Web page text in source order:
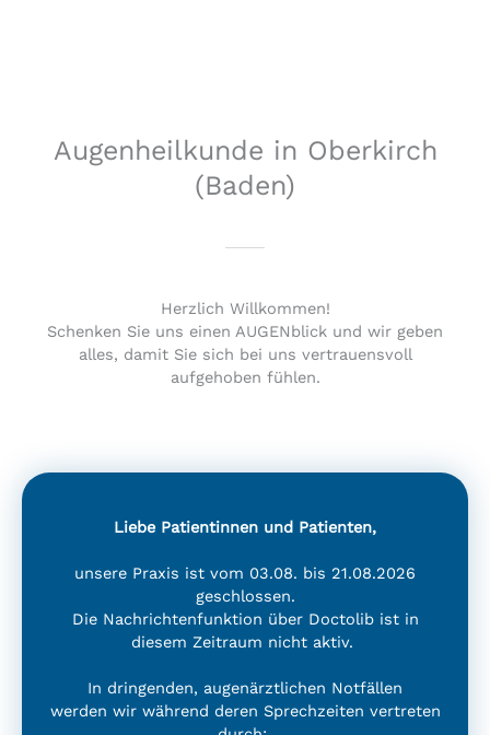
Augenheilkunde in Oberkirch
(Baden)
Herzlich Willkommen!
Schenken Sie uns einen AUGENblick und wir geben
alles, damit Sie sich bei uns vertrauensvoll
aufgehoben fühlen.
Liebe Patientinnen und Patienten,
unsere Praxis ist vom 03.08. bis 21.08.2026
geschlossen.
Die Nachrichtenfunktion über Doctolib ist in
diesem Zeitraum nicht aktiv.
In dringenden, augenärztlichen Notfällen
werden wir während deren Sprechzeiten vertreten